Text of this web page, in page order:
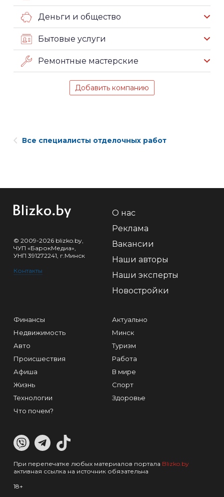
Деньги и общество
Бытовые услуги
Ремонтные мастерские
Добавить компанию
Все специалисты отделочных работ
© 2009-2026 blizko.by,
ЧУП «БарокМедиа»,
УНП 391272241, г.Минск
Контакты
О нас
Реклама
Вакансии
Наши авторы
Наши эксперты
Новостройки
Финансы
Недвижимость
Авто
Происшествия
Афиша
Жизнь
Технологии
Что почем?
Актуально
Минск
Туризм
Работа
В мире
Спорт
Здоровье
При перепечатке любых материалов портала Blizko.by
активная ссылка на источник обязательна
18+